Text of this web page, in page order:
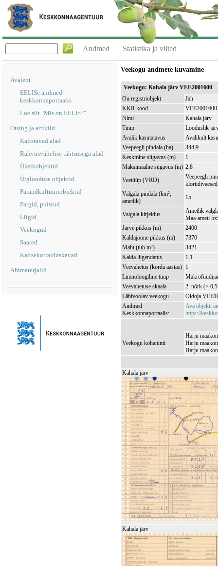
Andmed Statistika ja viited
Avaleht
EELISe andmed
keskkonnaportaalis
Loe siit "Mis on EELIS?"
Otsing ja artiklid
Kaitstavad alad
Rahvusvahelise tähtsusega alad
Üksikobjektid
Ürglooduse objektid
Pärandkultuuriobjektid
Pargid, puistud
Liigid
Veekogud
Saared
Kaitsekorralduskavad
Abimaterjalid
Veekogu andmete kuvamine
Veekogu: Kahala järv VEE2001600
On registriobjekt
Jah
KKR kood
VEE2001600
Nimi
Kahala järv
Tüüp
Looduslik
Avalik kasutatavus
Avalikult
Veepeegli pindala (ha)
344,9
Keskmine sügavus (m)
1
Maksimaalne sügavus (m) 2,8
Veetüüp (VRD)
Veepeegli
Valgala pindala (km²,
ametlik)
15
Valgala kirjeldus
Ametlik
Maa-ameti
Järve pikkus (m)
2400
Kaldajoone pikkus (m)
7370
Maht (tuh m³)
3421
Kalda liigendatus
1,1
Veevahetus (korda aastas) 1
Limnoloogiline tüüp
Veevahetuse skaala
2. nõrk (>
Läbivoolav veekogu
Oldoja
Andmed
Keskkonnaportaalis:
Ava objekti
https://
Veekogu kohanimi
Harju
Harju
Harju
Kahala järv
Kahala järv